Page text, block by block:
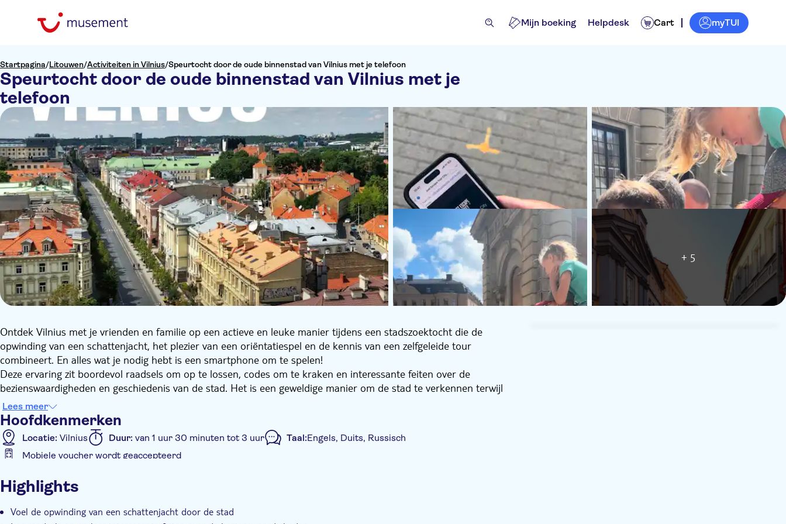
Mijn boeking Helpdesk Cart myTUI
Startpagina/Litouwen/Activiteiten in Vilnius/Speurtocht door de oude binnenstad van Vilnius met je telefoon
Speurtocht door de oude binnenstad van Vilnius met je
telefoon
+ 5
Ontdek Vilnius met je vrienden en familie op een actieve en leuke manier tijdens een stadszoektocht die de
opwinding van een schattenjacht, het plezier van een oriëntatiespel en de kennis van een zelfgeleide tour
combineert. En alles wat je nodig hebt is een smartphone om te spelen!
Deze ervaring zit boordevol raadsels om op te lossen, codes om te kraken en interessante feiten over de
bezienswaardigheden en geschiedenis van de stad. Het is een geweldige manier om de stad te verkennen terwijl
je een geweldige tijd hebt met je team. En aan het einde krijg je een samenvatting van je avontuur!
Lees meer
Hoofdkenmerken
Locatie: Vilnius Duur: van 1 uur 30 minuten tot 3 uur Taal:Engels, Duits, Russisch
Mobiele voucher wordt geaccepteerd
Instant confirmation
Highlights
Voel de opwinding van een schattenjacht door de stad